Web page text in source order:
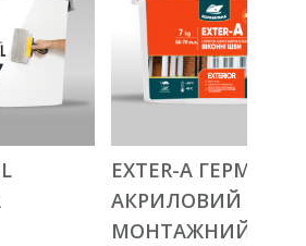
EXTER-A ГЕРМЕТИК
АКРИЛОВИЙ
МОНТАЖНИЙ